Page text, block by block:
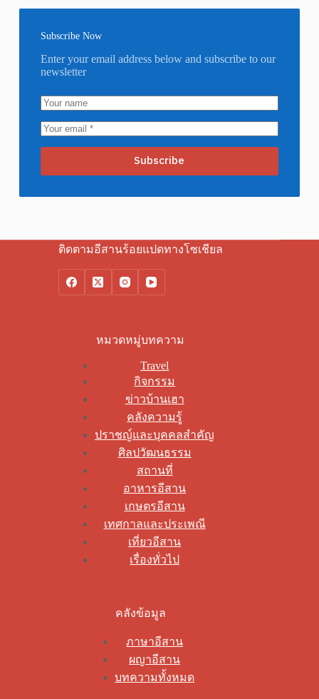
Subscribe Now
Enter your email address below and subscribe to our
newsletter
Subscribe
ติดตามอีสานร้อยแปดทางโซเชียล
หมวดหมู่บทความ
Travel
กิจกรรม
ข่าวบ้านเฮา
คลังความรู้
ปราชญ์และบุคคลสำคัญ
ศิลปวัฒนธรรม
สถานที่
อาหารอีสาน
เกษตรอีสาน
เทศกาลและประเพณี
เที่ยวอีสาน
เรื่องทั่วไป
คลังข้อมูล
ภาษาอีสาน
ผญาอีสาน
บทความทั้งหมด